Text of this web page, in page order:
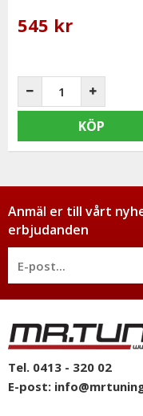
545 kr
KÖP
Anmäl er till vårt
erbjudanden
Tel. 0413 - 320 02
E-post: